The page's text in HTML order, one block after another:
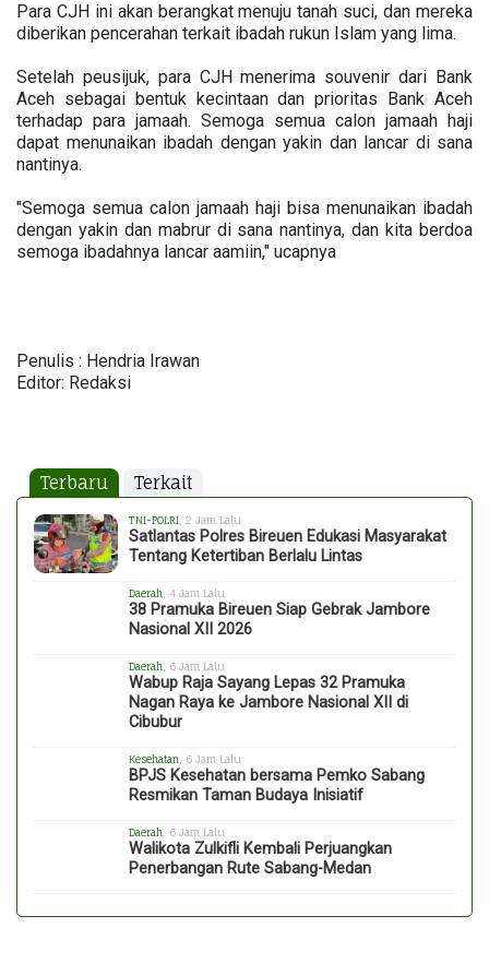
Para CJH ini akan berangkat menuju tanah suci, dan mereka
diberikan pencerahan terkait ibadah rukun Islam yang lima.
Setelah peusijuk, para CJH menerima souvenir dari Bank
Aceh sebagai bentuk kecintaan dan prioritas Bank Aceh
terhadap para jamaah. Semoga semua calon jamaah haji
dapat menunaikan ibadah dengan yakin dan lancar di sana
nantinya.
"Semoga semua calon jamaah haji bisa menunaikan ibadah
dengan yakin dan mabrur di sana nantinya, dan kita berdoa
semoga ibadahnya lancar aamiin," ucapnya
Penulis : Hendria Irawan
Editor: Redaksi
Terbaru Terkait
TNI-POLRI , 2 Jam Lalu
Satlantas Polres Bireuen Edukasi Masyarakat
Tentang Ketertiban Berlalu Lintas
Daerah , 4 Jam Lalu
38 Pramuka Bireuen Siap Gebrak Jambore
Nasional XII 2026
Daerah , 6 Jam Lalu
Wabup Raja Sayang Lepas 32 Pramuka
Nagan Raya ke Jambore Nasional XII di
Cibubur
Kesehatan , 6 Jam Lalu
BPJS Kesehatan bersama Pemko Sabang
Resmikan Taman Budaya Inisiatif
Daerah , 6 Jam Lalu
Walikota Zulkifli Kembali Perjuangkan
Penerbangan Rute Sabang-Medan